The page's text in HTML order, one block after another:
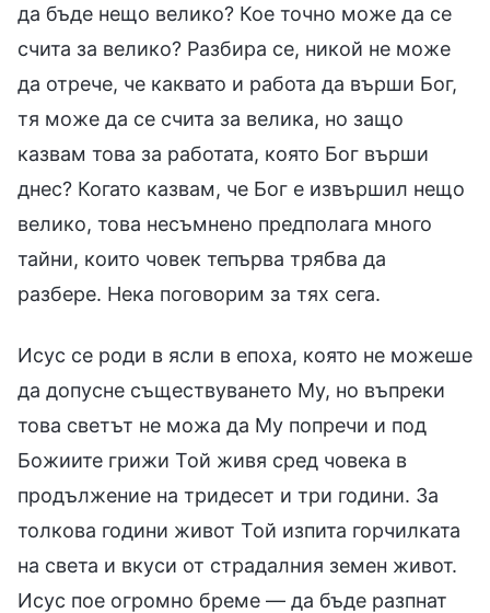
да бъде нещо велико? Кое точно може да се
счита за велико? Разбира се, никой не може
да отрече, че каквато и работа да върши Бог,
тя може да се счита за велика, но защо
казвам това за работата, която Бог върши
днес? Когато казвам, че Бог е извършил нещо
велико, това несъмнено предполага много
тайни, които човек тепърва трябва да
разбере. Нека поговорим за тях сега.
Исус се роди в ясли в епоха, която не можеше
да допусне съществуването Му, но въпреки
това светът не можа да Му попречи и под
Божиите грижи Той живя сред човека в
продължение на тридесет и три години. За
толкова години живот Той изпита горчилката
на света и вкуси от страдалния земен живот.
Исус пое огромно бреме — да бъде разпнат